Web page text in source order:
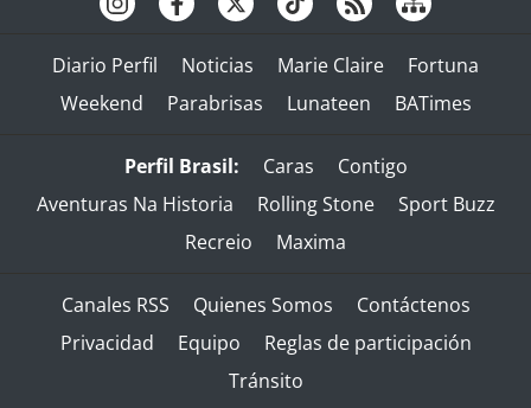
Diario Perfil Noticias Marie Claire
Fortuna
Weekend
Parabrisas Lunateen BATimes
Perfil Brasil: Caras
Contigo
Aventuras Na Historia
Rolling Stone
Sport Buzz
Recreio
Maxima
Canales RSS Quienes Somos
Contáctenos
Privacidad
Equipo
Reglas de participación
Tránsito